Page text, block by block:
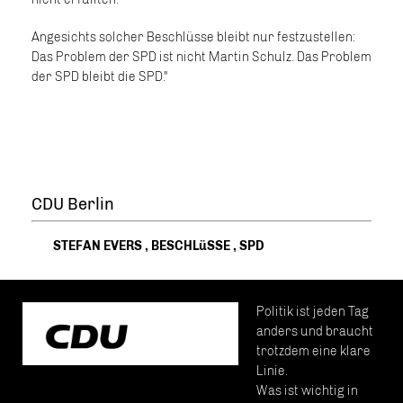
Angesichts solcher Beschlüsse bleibt nur festzustellen:
Das Problem der SPD ist nicht Martin Schulz. Das Problem
der SPD bleibt die SPD."
CDU Berlin
STEFAN EVERS, BESCHLüSSE, SPD
Politik ist jeden Tag
anders und braucht
trotzdem eine klare
Linie.
Was ist wichtig in